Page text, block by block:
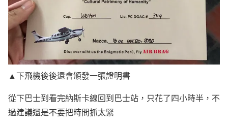
▲下飛機後後還會頒發一張證明書
從下巴士到看完納斯卡線回到巴士站，只花了四小時半，不
過建議還是不要把時間抓太緊